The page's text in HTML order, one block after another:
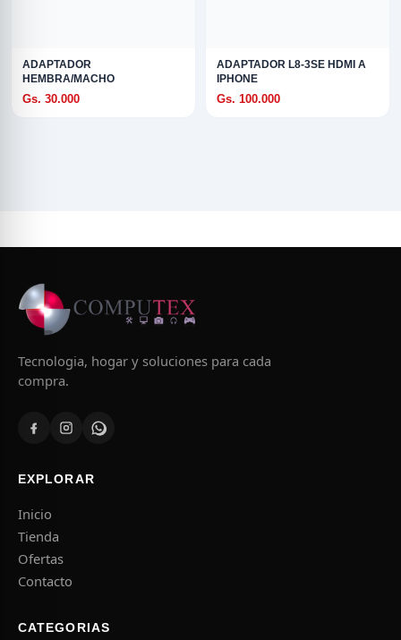
ADAPTADOR
HEMBRA/MACHO
Gs. 30.000
ADAPTADOR L8-3SE HDMI A
IPHONE
Gs. 100.000
Tecnologia, hogar y soluciones para cada
compra.
EXPLORAR
Inicio
Tienda
Ofertas
Contacto
CATEGORIAS